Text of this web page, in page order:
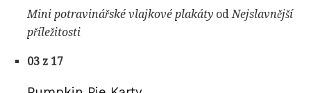
Mini potravinářské vlajkové plakáty od Nejslavnější
příležitosti
03 z 17